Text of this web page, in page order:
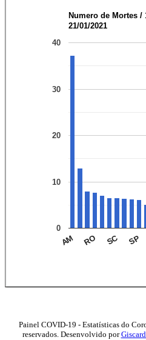
Numero de Mortes
21/01/2021
AM RO SC SP
0
10
20
30
40
Painel COVID-19 - Estatísticas do
reservados. Desenvolvido por